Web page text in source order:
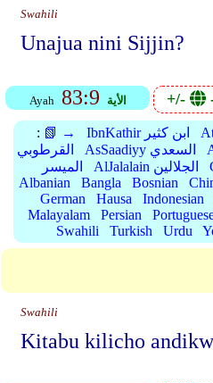
Swahili
Unajua nini Sijjin?
Ayah 83:9 الأية +/-
: 📗 → IbnKathir ابن كثير
القرطوبي
AsSaadiyy السعدي
الميسر
AlJalalain الجلالين
Albanian
Bangla Bosnian
German
Hausa Indonesian
Malayalam
Persian
Swahili
Turkish Urdu
Swahili
Kitabu kilicho